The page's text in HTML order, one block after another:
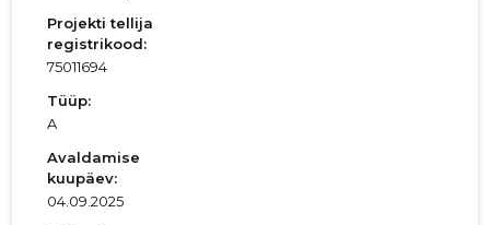
Projekti tellija
registrikood:
75011694
Tüüp:
A
Avaldamise
kuupäev:
04.09.2025